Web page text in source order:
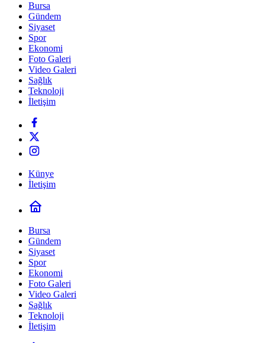
Bursa
Gündem
Siyaset
Spor
Ekonomi
Foto Galeri
Video Galeri
Sağlık
Teknoloji
İletişim
Künye
İletişim
Bursa
Gündem
Siyaset
Spor
Ekonomi
Foto Galeri
Video Galeri
Sağlık
Teknoloji
İletişim